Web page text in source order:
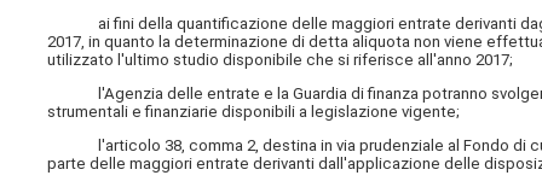
ai fini della quantificazione delle maggiori entrate derivanti
2017, in quanto la determinazione di detta aliquota non viene
utilizzato l'ultimo studio disponibile che si riferisce all'anno 2017;
l'Agenzia delle entrate e la Guardia di finanza potranno
strumentali e finanziarie disponibili a legislazione vigente;
l'articolo 38, comma 2, destina in via prudenziale al Fondo di
parte delle maggiori entrate derivanti dall'applicazione delle